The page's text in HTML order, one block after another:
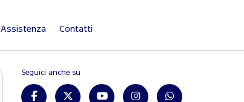
Assistenza Contatti
Seguici anche su